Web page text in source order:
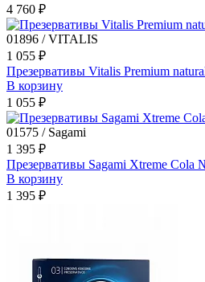
4 760 ₽
01896 / VITALIS
1 055 ₽
Презервативы Vitalis Premium
В корзину
1 055 ₽
01575 / Sagami
1 395 ₽
Презервативы Sagami Xtreme Cola
В корзину
1 395 ₽